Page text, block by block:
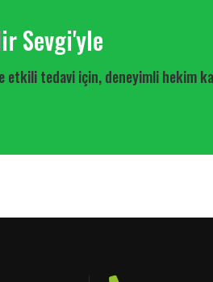
Sevgi'yle
etkili tedavi için, deneyimli hekim